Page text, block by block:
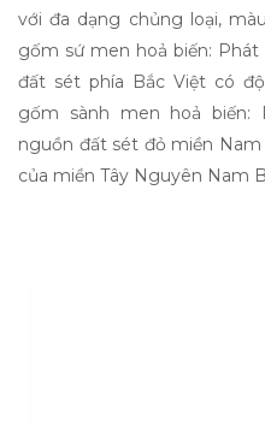
với đa dạng chủng loại,
gốm sứ men hoả biến:
đất sét phía Bắc Việt có
gốm sành men hoả biến:
nguồn đất sét đỏ miền
của miền Tây Nguyên Nam